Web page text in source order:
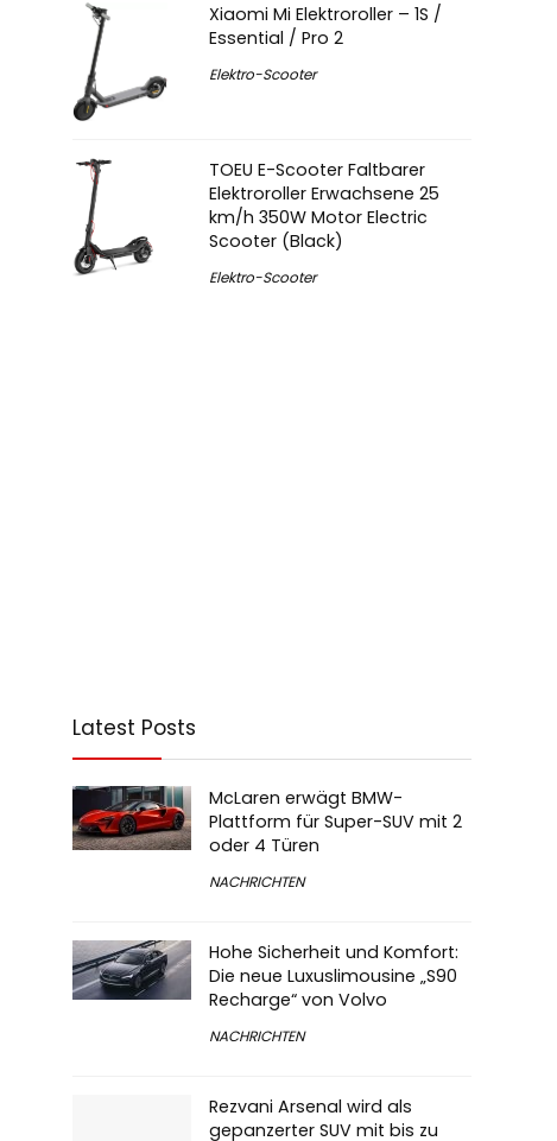
Xiaomi Mi Elektroroller – 1S /
Essential / Pro 2
Elektro-Scooter
TOEU E-Scooter Faltbarer
Elektroroller Erwachsene 25
km/h 350W Motor Electric
Scooter (Black)
Elektro-Scooter
Latest Posts
McLaren erwägt BMW-
Plattform für Super-SUV mit 2
oder 4 Türen
NACHRICHTEN
Hohe Sicherheit und Komfort:
Die neue Luxuslimousine „S90
Recharge“ von Volvo
NACHRICHTEN
Rezvani Arsenal wird als
gepanzerter SUV mit bis zu